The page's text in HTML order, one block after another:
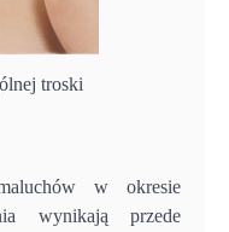
troski
w okresie
wynikają przede